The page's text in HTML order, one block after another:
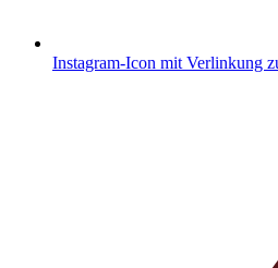
Instagram-Icon mit Verlinkung